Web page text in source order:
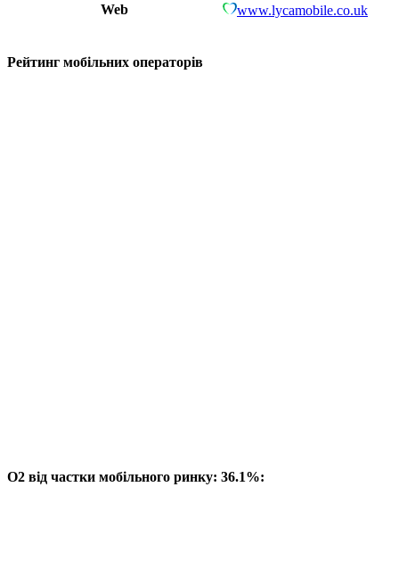
Web www.lycamobile.co.uk
Рейтинг мобільних операторів
O2 від частки мобільного ринку: 36.1%: